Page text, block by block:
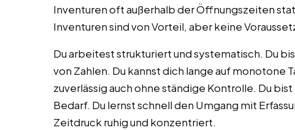
Inventuren oft außerhalb der Öffnungszeiten
Inventuren sind von Vorteil, aber keine
Du arbeitest strukturiert und systematisch. Du
von Zahlen. Du kannst dich lange auf
zuverlässig auch ohne ständige Kontrolle. Du
Bedarf. Du lernst schnell den Umgang mit
Zeitdruck ruhig und konzentriert.